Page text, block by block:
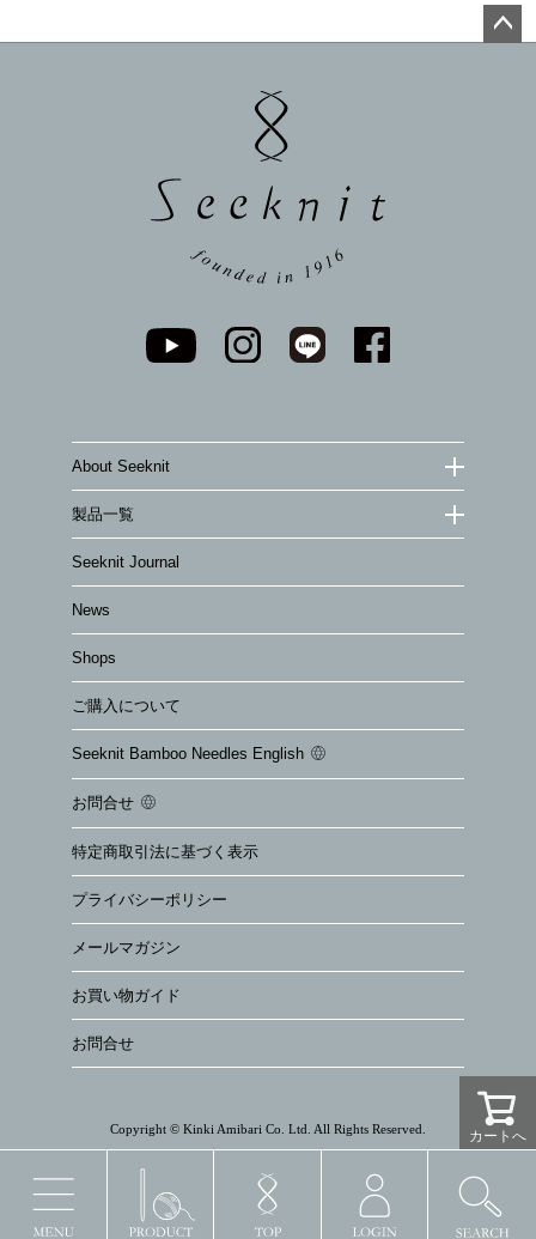
About Seeknit
製品一覧
Seeknit Journal
News
Shops
ご購入について
Seeknit Bamboo Needles English
お問合せ
特定商取引法に基づく表示
プライバシーポリシー
メールマガジン
お買い物ガイド
お問合せ
Copyright © Kinki Amibari Co. Ltd. All Rights Reserved. カートへ